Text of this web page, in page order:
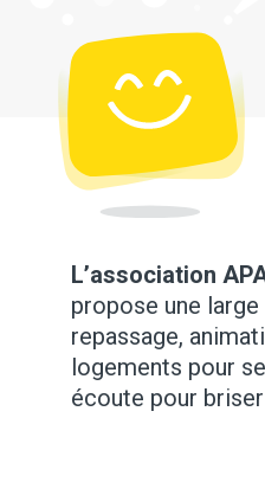
L’association
propose une
repassage,
logements pour
écoute pour